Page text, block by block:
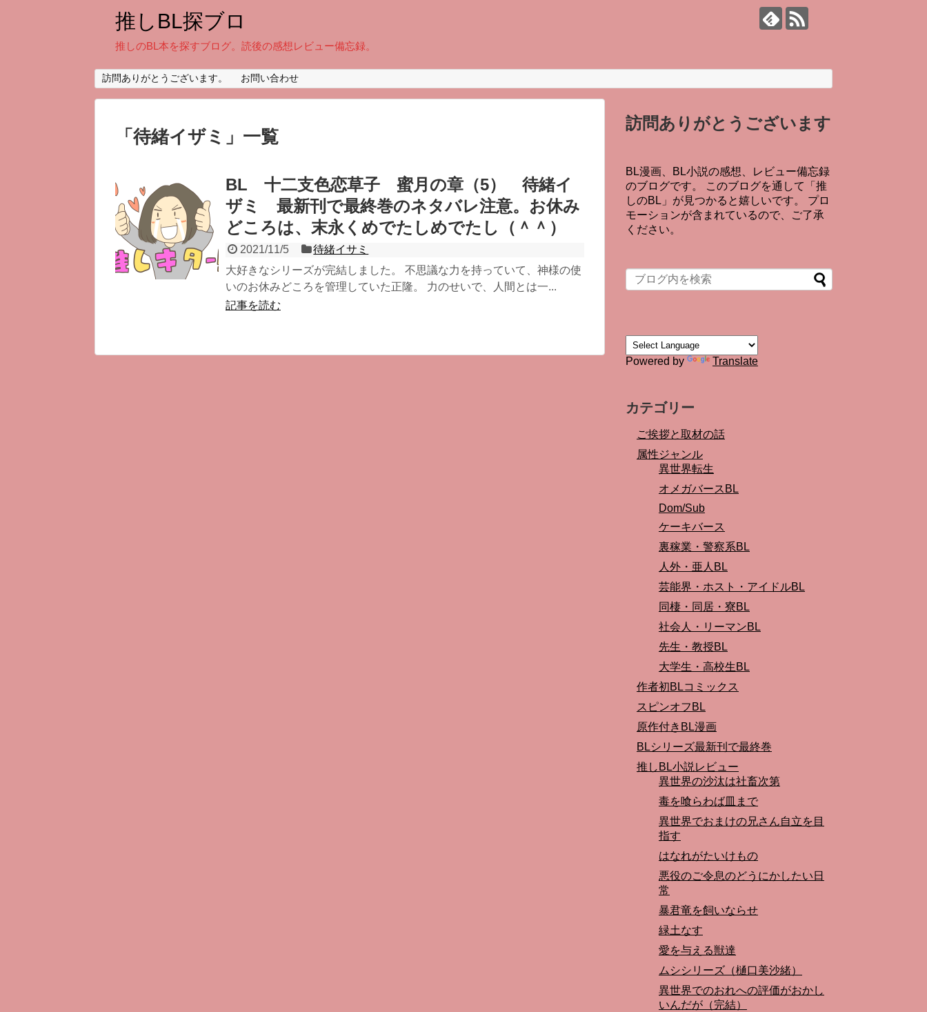
推しBL探ブロ
推しのBL本を探すブログ。読後の感想レビュー備忘録。
訪問ありがとうございます。 お問い合わせ
「 待緒イザミ 」 一覧
BL 十二支色恋草子 蜜月の章（5） 待緒イ
ザミ 最新刊で最終巻のネタバレ注意。お休み
どころは、末永くめでたしめでたし（＾＾）
2021/11/5
待緒イサミ
大好きなシリーズが完結しました。 不思議な力を持っていて、神様の使
いのお休みどころを管理していた正隆。 力のせいで、人間とは一...
記事を読む
訪問ありがとうございます
BL漫画、BL小説の感想、レビュー備忘録
のブログです。 このブログを通して「推
しのBL」が見つかると嬉しいです。 プロ
モーションが含まれているので、ご了承
ください。
Powered by Translate
カテゴリー
ご挨拶と取材の話
属性ジャンル
異世界転生
オメガバースBL
Dom/Sub
ケーキバース
裏稼業・警察系BL
人外・亜人BL
芸能界・ホスト・アイドルBL
同棲・同居・寮BL
社会人・リーマンBL
先生・教授BL
大学生・高校生BL
作者初BLコミックス
スピンオフBL
原作付きBL漫画
BLシリーズ最新刊で最終巻
推しBL小説レビュー
異世界の沙汰は社畜次第
毒を喰らわば皿まで
異世界でおまけの兄さん自立を目
指す
はなれがたいけもの
悪役のご令息のどうにかしたい日
常
暴君竜を飼いならせ
緑土なす
愛を与える獣達
ムシシリーズ（樋口美沙緒）
異世界でのおれへの評価がおかし
いんだが（完結）